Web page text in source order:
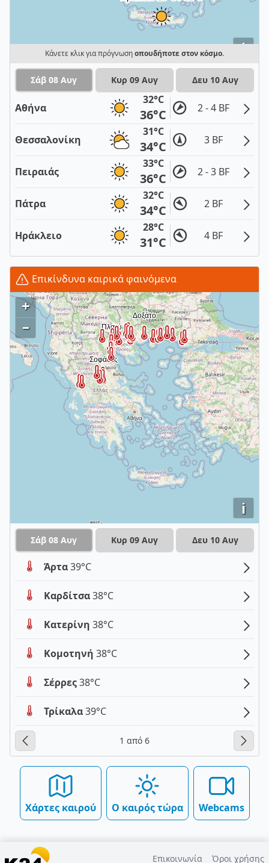
i
Κάνετε κλικ για πρόγνωσηοπουδήποτε στον κόσμο.
Σάβ 08 Αυγ Κυρ 09 Αυγ Δευ 10 Αυγ
Αθήνα
32°C
36°C 2 - 4 BF
Θεσσαλονίκη
31°C
34°C 3 BF
Πειραιάς
33°C
36°C 2 - 3 BF
Πάτρα
32°C
34°C 2 BF
Ηράκλειο
28°C
31°C 4 BF
Επικίνδυνα καιρικά φαινόμενα
i
+
–
Σάβ 08 Αυγ Κυρ 09 Αυγ Δευ 10 Αυγ
Άρτα39°C
Καρδίτσα38°C
Κατερίνη 38°C
Κομοτηνή 38°C
Σέρρες38°C
Τρίκαλα39°C
1 από 6
Χάρτες καιρού Ο καιρός τώρα Webcams
Επικοινωνία Όροι χρήσης